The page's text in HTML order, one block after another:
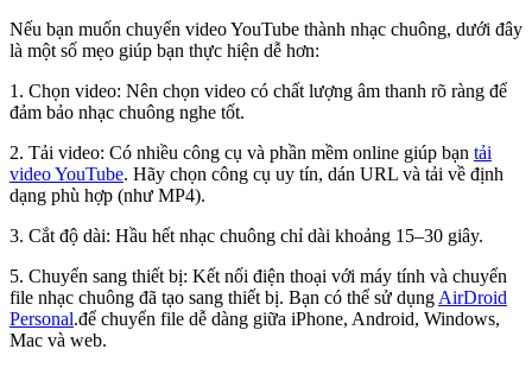
Nếu bạn muốn chuyển video YouTube thành nhạc chuông, dưới đây
là một số mẹo giúp bạn thực hiện dễ hơn:
1. Chọn video: Nên chọn video có chất lượng âm thanh rõ ràng để
đảm bảo nhạc chuông nghe tốt.
2. Tải video: Có nhiều công cụ và phần mềm online giúp bạn tải
video YouTube. Hãy chọn công cụ uy tín, dán URL và tải về định
dạng phù hợp (như MP4).
3. Cắt độ dài: Hầu hết nhạc chuông chỉ dài khoảng 15–30 giây.
5. Chuyển sang thiết bị: Kết nối điện thoại với máy tính và chuyển
file nhạc chuông đã tạo sang thiết bị. Bạn có thể sử dụng AirDroid
Personal.để chuyển file dễ dàng giữa iPhone, Android, Windows,
Mac và web.